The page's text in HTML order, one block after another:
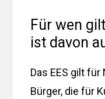
Für wen
ist davon
Das EES gilt
Bürger, die für